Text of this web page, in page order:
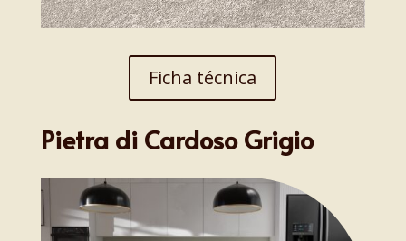
Ficha técnica
Pietra di Cardoso Grigio